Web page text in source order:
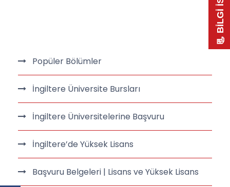
Popüler Bölümler
İngiltere Üniversite Bursları
İngiltere Üniversitelerine Başvuru
İngiltere’de Yüksek Lisans
Başvuru Belgeleri | Lisans ve Yüksek Lisans
📃 BİLGİ İSTE